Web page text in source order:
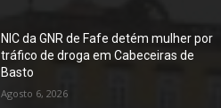
NIC da GNR de Fafe detém mulher por
tráfico de droga em Cabeceiras de
Basto
Agosto 6, 2026